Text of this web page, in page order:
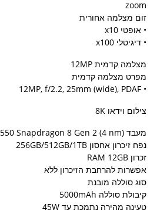
zoom
זום מצלמה אחורית
​• אופטי x10
• דיגיטלי x100
מצלמה קדמית 12MP
מפרט מצלמה קדמית
• 12MP, f/2.2, 25mm (wide), PDAF
צילום וידאו 8K
מעבד Qualcomm SM8550 Snapdragon 8 Gen 2 (4 nm)
נפח זיכרון אחסון 256GB/512GB/1TB
זכרון RAM 12GB
אפשרות להרחבת הזיכרון ללא
סוג סוללה מובנת
קיבולת סוללה 5000mAh
טעינה מהירה נתמכת עד 45W